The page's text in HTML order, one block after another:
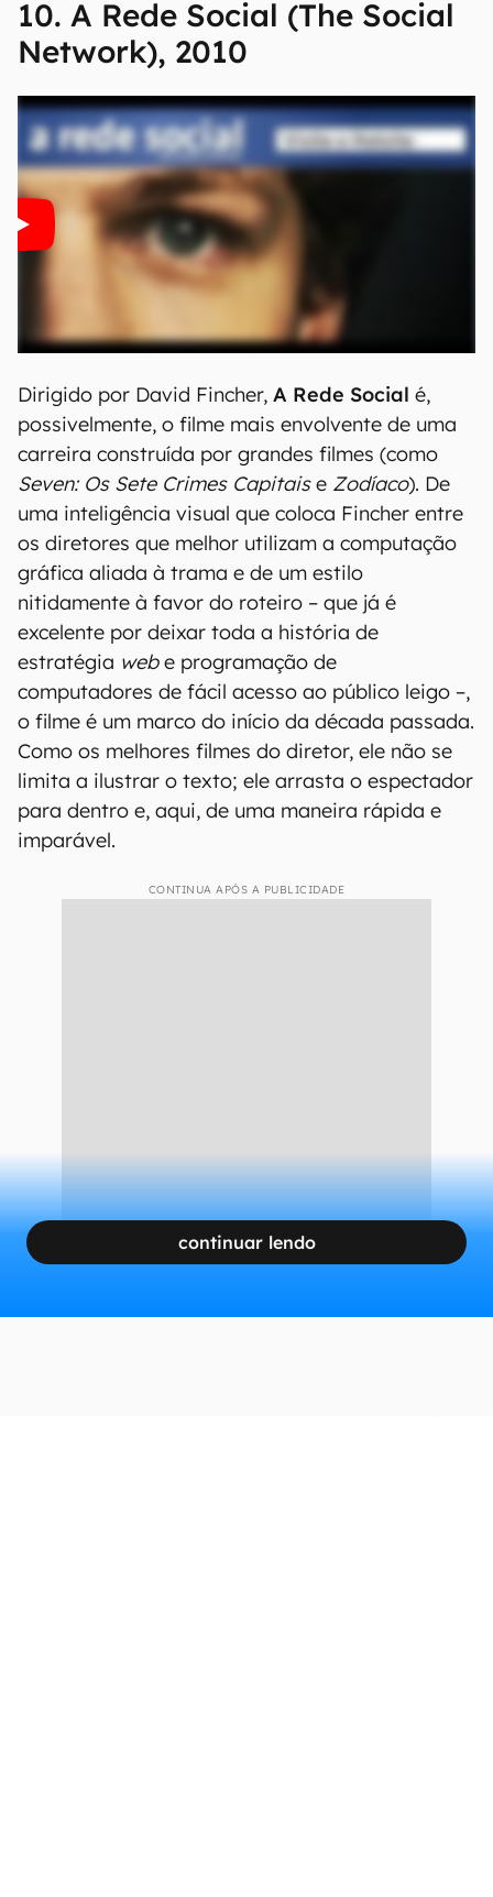
10. A Rede Social (The Social
Network), 2010
Dirigido por David Fincher, A Rede Social é,
possivelmente, o filme mais envolvente de uma
carreira construída por grandes filmes (como
Seven: Os Sete Crimes Capitaise Zodíaco). De
uma inteligência visual que coloca Fincher entre
os diretores que melhor utilizam a computação
gráfica aliada à trama e de um estilo
nitidamente à favor do roteiro – que já é
excelente por deixar toda a história de
estratégia webe programação de
computadores de fácil acesso ao público leigo –,
o filme é um marco do início da década passada.
Como os melhores filmes do diretor, ele não se
limita a ilustrar o texto; ele arrasta o espectador
para dentro e, aqui, de uma maneira rápida e
imparável.
CONTINUA APÓS A PUBLICIDADE
continuar lendo